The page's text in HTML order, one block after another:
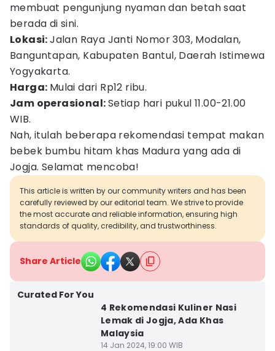
membuat pengunjung nyaman dan betah saat
berada di sini.
Lokasi:Jalan Raya Janti Nomor 303, Modalan,
Banguntapan, Kabupaten Bantul, Daerah Istimewa
Yogyakarta.
Harga: Mulai dari Rp12 ribu.
Jam operasional:Setiap hari pukul 11.00-21.00
WIB.
Nah, itulah beberapa rekomendasi tempat makan
bebek bumbu hitam khas Madura yang ada di
Jogja. Selamat mencoba!
This article is written by our community writers and has been
carefully reviewed by our editorial team. We strive to provide
the most accurate and reliable information, ensuring high
standards of quality, credibility, and trustworthiness.
Share Article
Curated For You
4 Rekomendasi Kuliner Nasi
Lemak di Jogja, Ada Khas
Malaysia
14 Jan 2024, 19:00 WIB